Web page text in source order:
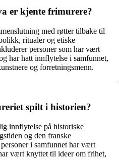
er kjente frimurere?
med røtter tilbake til
ritualer og etiske
personer som har vært
har hatt innflytelse i samfunnet,
og forretningsmenn.
spilt i historien?
innflytelse på historiske
og den franske
i samfunnet har vært
vært knyttet til ideer om frihet,